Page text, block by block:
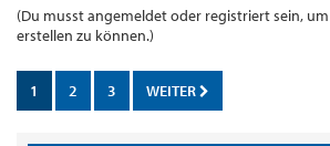
(Du musst angemeldet oder registriert sein,
erstellen zu können.)
1 2 3 WEITER